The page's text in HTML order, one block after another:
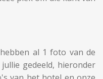
al 1 foto van de
gedeeld, hieronder